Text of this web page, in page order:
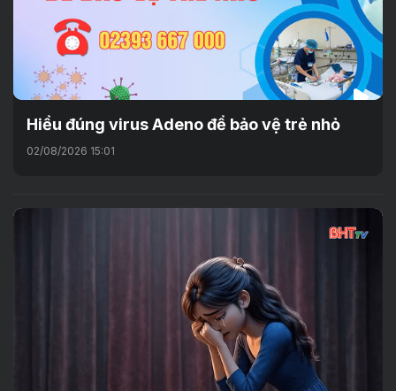
Hiểu đúng virus Adeno để bảo vệ trẻ nhỏ
02/08/2026 15:01